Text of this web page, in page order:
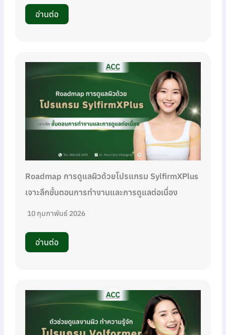
อ่านต่อ
Roadmap การดูแลผิวด้วยโปรแกรม SylfirmXPlus
เจาะลึกขั้นตอนการทำงานและการดูแลต่อเนื่อง
10 กุมภาพันธ์ 2026
อ่านต่อ